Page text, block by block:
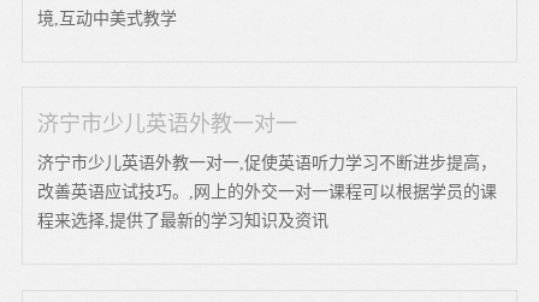
境,互动中美式教学
济宁市少儿英语外教一对一
济宁市少儿英语外教一对一,促使英语听力学习不断进步提高，
改善英语应试技巧。,网上的外交一对一课程可以根据学员的课
程来选择,提供了最新的学习知识及资讯